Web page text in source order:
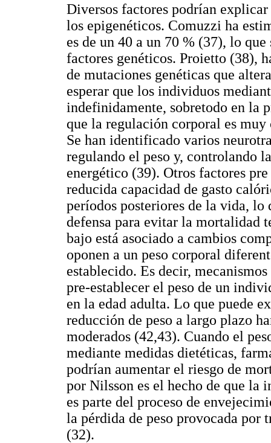
Diversos factores podrían
los epigenéticos. Comuzzi ha
es de un 40 a un 70 % (37), lo
factores genéticos. Proietto (38),
de mutaciones genéticas que
esperar que los individuos
indefinidamente, sobretodo en la
que la regulación corporal es
Se han identificado varios
regulando el peso y, controlando
energético (39). Otros factores
reducida capacidad de gasto
períodos posteriores de la vida, lo
defensa para evitar la mortalidad
bajo está asociado a cambios
oponen a un peso corporal
establecido. Es decir,
pre-establecer el peso de un
en la edad adulta. Lo que puede
reducción de peso a largo plazo
moderados (42,43). Cuando el
mediante medidas dietéticas,
podrían aumentar el riesgo de
por Nilsson es el hecho de que la
es parte del proceso de
la pérdida de peso provocada
(32).